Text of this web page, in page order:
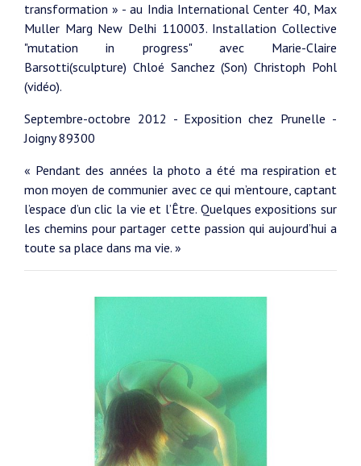
transformation » - au India International Center 40, Max
Muller Marg New Delhi 110003. Installation Collective
"mutation in progress" avec Marie-Claire
Barsotti(sculpture) Chloé Sanchez (Son) Christoph Pohl
(vidéo).
Septembre-octobre 2012 - Exposition chez Prunelle -
Joigny 89300
« Pendant des années la photo a été ma respiration et
mon moyen de communier avec ce qui m’entoure, captant
l’espace d’un clic la vie et l’Être. Quelques expositions sur
les chemins pour partager cette passion qui aujourd’hui a
toute sa place dans ma vie. »